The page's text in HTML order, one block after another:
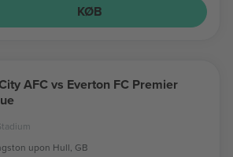
KØB
AFC vs Everton FC Premier
upon Hull, GB